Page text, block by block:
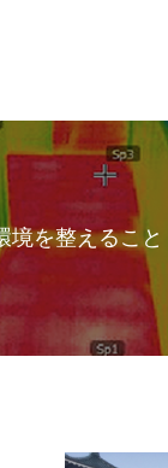
境を整えること